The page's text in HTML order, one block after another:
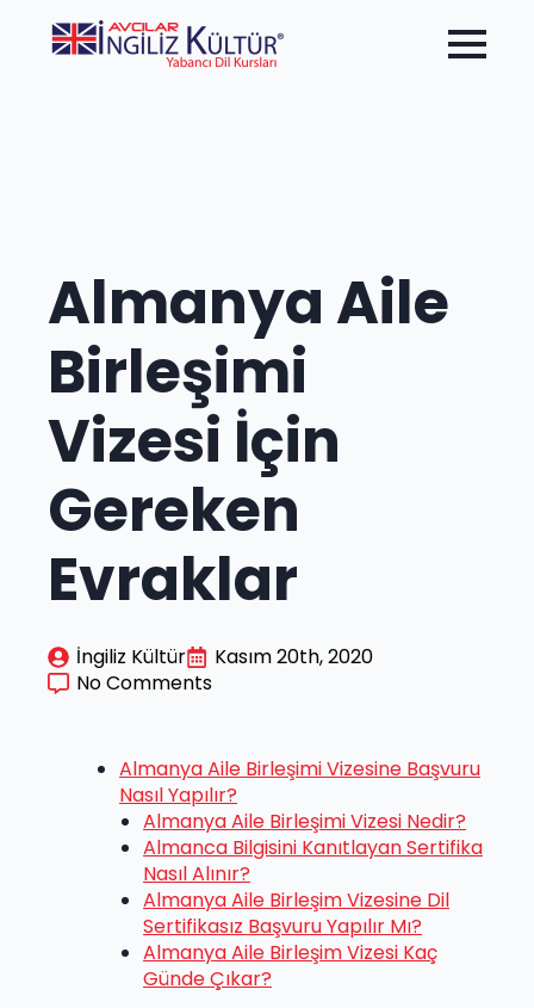
Almanya Aile
Birleşimi
Vizesi İçin
Gereken
Evraklar
İngiliz Kültür
Kasım 20th, 2020
No Comments
Almanya Aile Birleşimi Vizesine Başvuru
Nasıl Yapılır?
Almanya Aile Birleşimi Vizesi Nedir?
Almanca Bilgisini Kanıtlayan Sertifika
Nasıl Alınır?
Almanya Aile Birleşim Vizesine Dil
Sertifikasız Başvuru Yapılır Mı?
Almanya Aile Birleşim Vizesi Kaç
Günde Çıkar?